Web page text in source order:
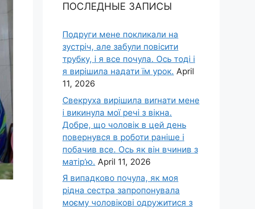
ПОСЛЕДНЫЕ ЗАПИСЫ
Подруги мене покликали на
зустріч, але забули повісити
трубку, і я все почула. Ось тоді і
я вирішила надати їм урок. April
11, 2026
Свекруха вирішила виrнати мене
і викинула мої речі з вікна.
Добре, що чоловік в цей день
повернувся в роботи раніше і
побачив все. Ось як він вчинив з
матір’ю. April 11, 2026
Я випадково почула, як моя
рідна сестра запропонувала
моєму чоловікові одружитися з